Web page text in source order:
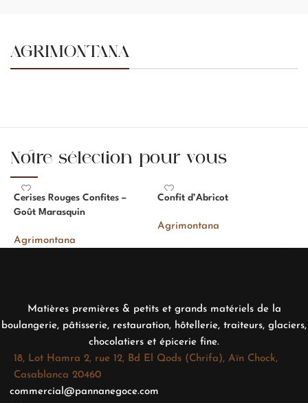
AGRIMONTANA
Notre sélection pour vous
Cerises Rouges Confites –
Goût Marasquin
Agrimontana
Confit d’Abricot
Agrimontana
Matières premières & petits et grands matériels de la
boulangerie, pâtisserie, restauration, hôtellerie, traiteurs, glaciers,
chocolatiers et épicerie fine.
18, Lot Hamra 2, rue 12, Bd El Qods (Chrifa), Aïn Chock,
Casablanca 20460
commercial@pannanegoce.com